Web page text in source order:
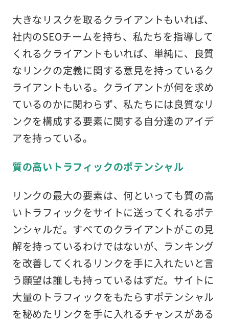
大きなリスクを取るクライアントもいれば、
社内のSEOチームを持ち、私たちを指導して
くれるクライアントもいれば、単純に、良質
なリンクの定義に関する意見を持っているク
ライアントもいる。クライアントが何を求め
ているのかに関わらず、私たちには良質なリ
ンクを構成する要素に関する自分達のアイデ
アを持っている。
質の高いトラフィックのポテンシャル
リンクの最大の要素は、何といっても質の高
いトラフィックをサイトに送ってくれるポテ
ンシャルだ。すべてのクライアントがこの見
解を持っているわけではないが、ランキング
を改善してくれるリンクを手に入れたいと言
う願望は誰しも持っているはずだ。サイトに
大量のトラフィックをもたらすポテンシャル
を秘めたリンクを手に入れるチャンスがある